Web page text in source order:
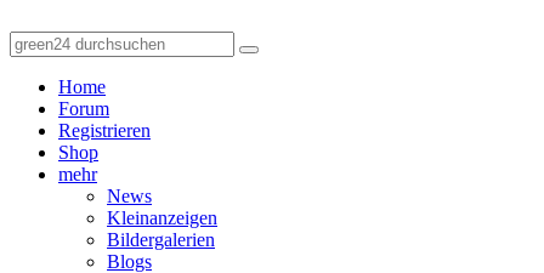
Home
Forum
Registrieren
Shop
mehr
News
Kleinanzeigen
Bildergalerien
Blogs